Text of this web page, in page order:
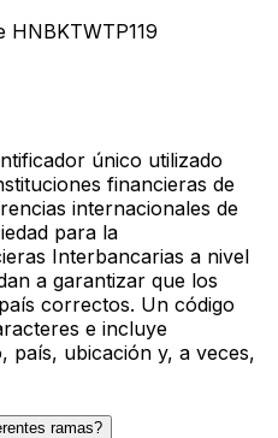
único utilizado
financieras de
internacionales de
para la
Interbancarias a nivel
a garantizar que los
correctos. Un código
e incluye
país, ubicación y, a veces,
ramas?